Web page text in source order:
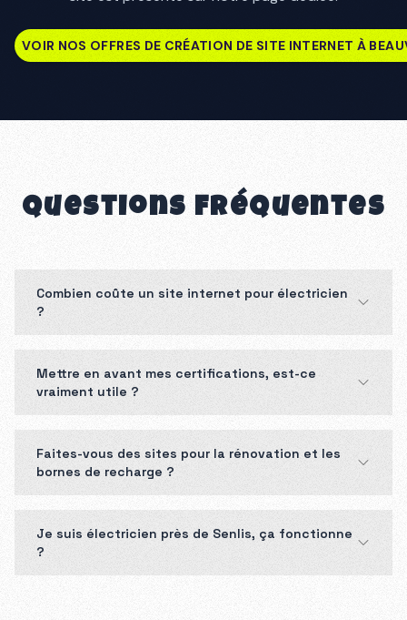
VOIR NOS OFFRES DE CRÉATION DE SITE INTERNET À
Questions fréquentes
Combien coûte un site internet pour électricien
?
Mettre en avant mes certifications, est-ce
vraiment utile ?
Faites-vous des sites pour la rénovation et les
bornes de recharge ?
Je suis électricien près de Senlis, ça fonctionne
?